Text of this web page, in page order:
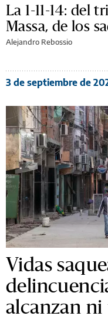
La 1-11-14: del
Massa, de los
Alejandro Rebossio
3 de septiembre de
Vidas
alcanzan